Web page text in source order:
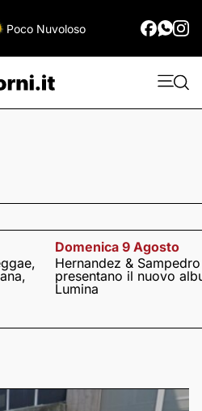
Poco Nuvoloso
Domenica 9 Agosto
Hernandez & Sampedro
presentano il nuovo
Lumina